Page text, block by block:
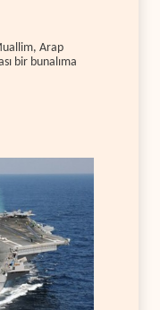
Arap
bir bunalıma